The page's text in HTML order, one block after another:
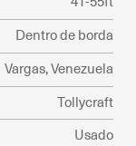
Dentro de borda
Vargas, Venezuela
Tollycraft
Usado